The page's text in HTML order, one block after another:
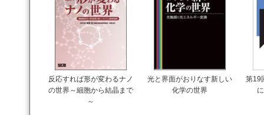
反応すれば形が変わるナノ
の世界～細胞から結晶まで
～
光と界面がおりなす新しい
化学の世界
第19